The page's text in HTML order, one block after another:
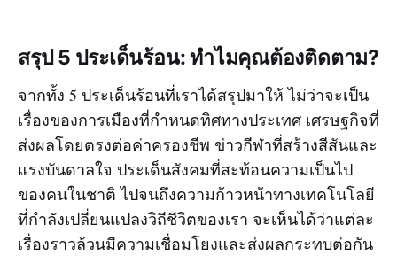
สรุป 5 ประเด็นร้อน: ทำไมคุณต้องติดตาม?
จากทั้ง 5 ประเด็นร้อนที่เราได้สรุปมาให้ ไม่ว่าจะเป็น
เรื่องของการเมืองที่กำหนดทิศทางประเทศ เศรษฐกิจที่
ส่งผลโดยตรงต่อค่าครองชีพ ข่าวกีฬาที่สร้างสีสันและ
แรงบันดาลใจ ประเด็นสังคมที่สะท้อนความเป็นไป
ของคนในชาติ ไปจนถึงความก้าวหน้าทางเทคโนโลยี
ที่กำลังเปลี่ยนแปลงวิถีชีวิตของเรา จะเห็นได้ว่าแต่ละ
เรื่องราวล้วนมีความเชื่อมโยงและส่งผลกระทบต่อกัน